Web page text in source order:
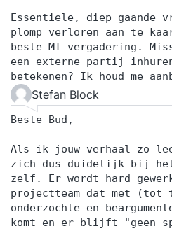
Essentiele, diep gaande
plomp verloren aan te
beste MT vergadering.
een externe partij
betekenen? Ik houd me
Stefan Block
Beste Bud,
Als ik jouw verhaal zo
zich dus duidelijk bij het
zelf. Er wordt hard
projectteam dat met (tot
onderzochte en
komt en er blijft "geen